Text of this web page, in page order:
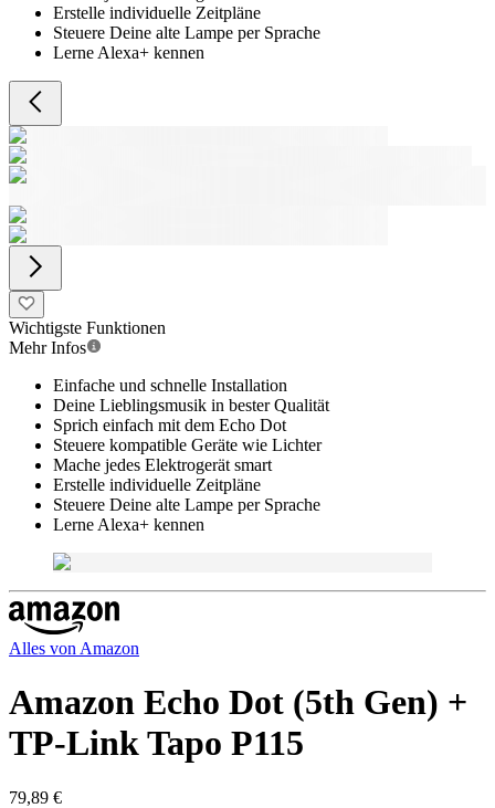
Erstelle individuelle Zeitpläne
Steuere Deine alte Lampe per Sprache
Lerne Alexa+ kennen
Wichtigste Funktionen
Mehr Infos
Einfache und schnelle Installation
Deine Lieblingsmusik in bester Qualität
Sprich einfach mit dem Echo Dot
Steuere kompatible Geräte wie Lichter
Mache jedes Elektrogerät smart
Erstelle individuelle Zeitpläne
Steuere Deine alte Lampe per Sprache
Lerne Alexa+ kennen
Alles von Amazon
Amazon Echo Dot (5th Gen) +
TP-Link Tapo P115
79,89 €